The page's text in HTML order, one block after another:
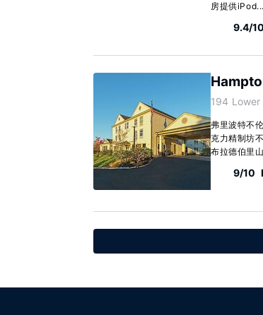
房提供iPod...
9.4/10
194
弗里波特不
克力精制坊
布拉德伯里
9/10